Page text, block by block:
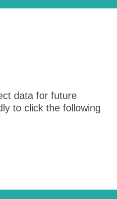
data for future
to click the following